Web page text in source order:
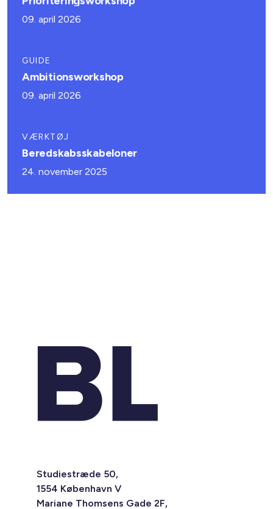
09. april 2026
GUIDE
Ambitionsworkshop
09. april 2026
VÆRKTØJ
Beredskabsskabeloner
24. november 2025
Studiestræde 50,
1554 København V
Mariane Thomsens Gade 2F,